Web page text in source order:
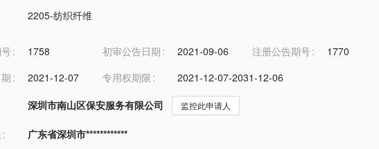
2205-纺织纤维
1758 初审公告日期 2021-09-06 注册公告期号
1770
2021-12-07 专用权期限
2021-12-07-2031-12-06
深圳市南山区保安服务有限公司 监控此申请人
广东省深圳市************